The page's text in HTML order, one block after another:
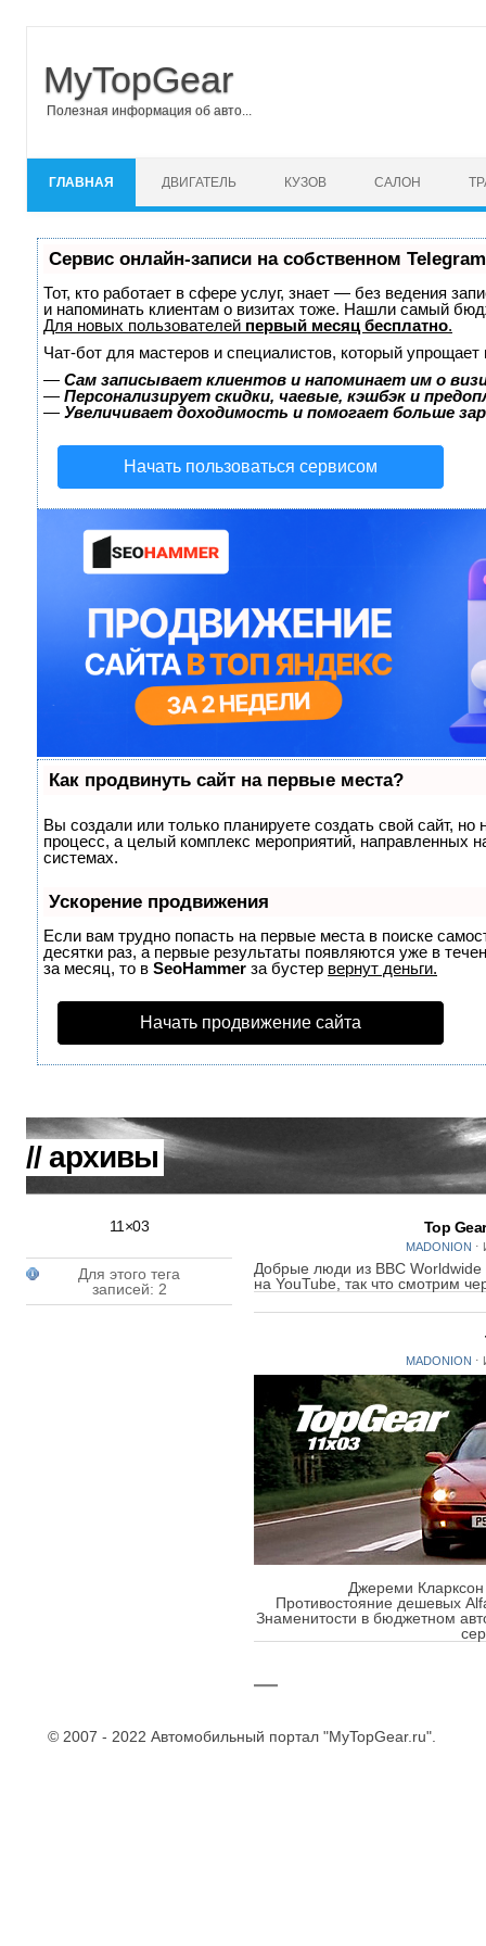
MyTopGear
Полезная информация об авто...
ГЛАВНАЯ ДВИГАТЕЛЬ КУЗОВ САЛОН
Сервис онлайн-записи на собственном
Тот, кто работает в сфере услуг, знает — без ведения
и напоминать клиентам о визитах тоже. Нашли самый
Для новых пользователей первый месяц бесплатно.
Чат-бот для мастеров и специалистов, который упрощает
— Сам записывает клиентов и напоминает им о
— Персонализирует скидки, чаевые, кэшбэк и
— Увеличивает доходимость и помогает больше
Начать пользоваться сервисом
Как продвинуть сайт на первые места?
Вы создали или только планируете создать свой сайт, но
процесс, а целый комплекс мероприятий, направленных
системах.
Ускорение продвижения
Если вам трудно попасть на первые места в поиске
десятки раз, а первые результаты появляются уже в
за месяц, то в SeoHammer за бустер вернут деньги.
Начать продвижение сайта
// архивы
11×03
Для этого тега
записей: 2
Top
MADONION ⋅
Добрые люди из BBC
на YouTube, так что смотрим
MADONION ⋅
Джереми
Противостояние дешевых
Знаменитости в бюджетном
—
© 2007 - 2022 Автомобильный портал "MyTopGear.ru".